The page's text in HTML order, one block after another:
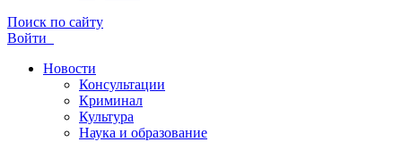
Поиск по сайту
Войти
Новости
Консультации
Криминал
Культура
Наука и образование